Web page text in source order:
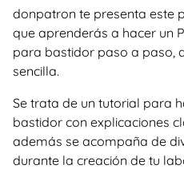
donpatron te presenta este
que aprenderás a hacer un
para bastidor paso a paso,
sencilla.
Se trata de un tutorial para
bastidor con explicaciones
además se acompaña de
durante la creación de tu